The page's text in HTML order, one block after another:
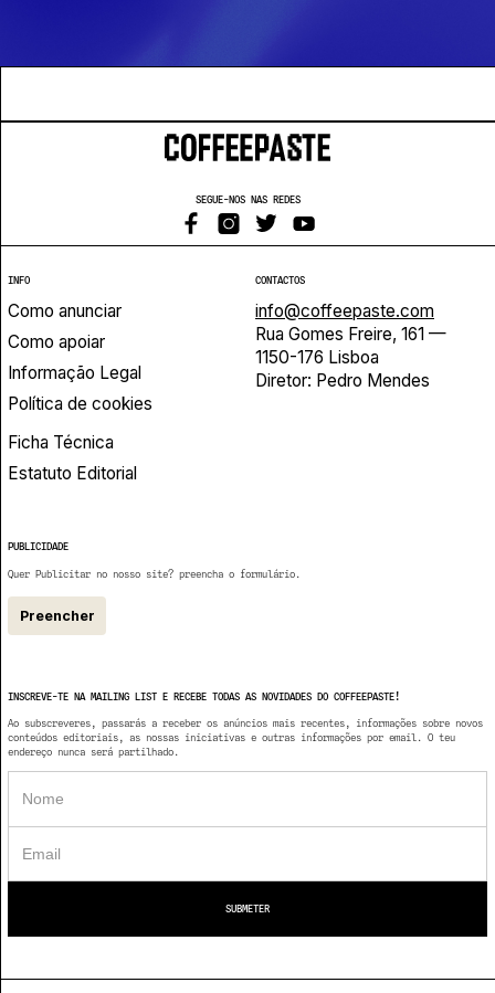
SEGUE-NOS NAS REDES
INFO
Como anunciar
Como apoiar
Informação Legal
Política de cookies
Ficha Técnica
Estatuto Editorial
CONTACTOS
info@coffeepaste.com
Rua Gomes Freire, 161 —
1150-176 Lisboa
Diretor: Pedro Mendes
PUBLICIDADE
Quer Publicitar no nosso site? preencha o formulário.
Preencher
INSCREVE-TE NA MAILING LIST E RECEBE TODAS AS NOVIDADES DO COFFEEPASTE!
Ao subscreveres, passarás a receber os anúncios mais recentes, informações sobre novos
conteúdos editoriais, as nossas iniciativas e outras informações por email. O teu
endereço nunca será partilhado.